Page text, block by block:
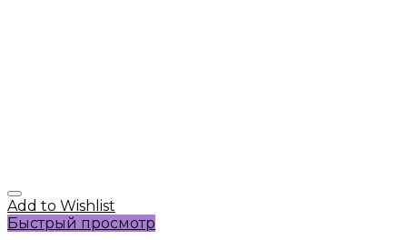
Add to Wishlist
Быстрый просмотр